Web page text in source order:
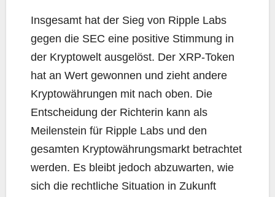
Insgesamt hat der Sieg von Ripple Labs
gegen die SEC eine positive Stimmung in
der Kryptowelt ausgelöst. Der XRP-Token
hat an Wert gewonnen und zieht andere
Kryptowährungen mit nach oben. Die
Entscheidung der Richterin kann als
Meilenstein für Ripple Labs und den
gesamten Kryptowährungsmarkt betrachtet
werden. Es bleibt jedoch abzuwarten, wie
sich die rechtliche Situation in Zukunft